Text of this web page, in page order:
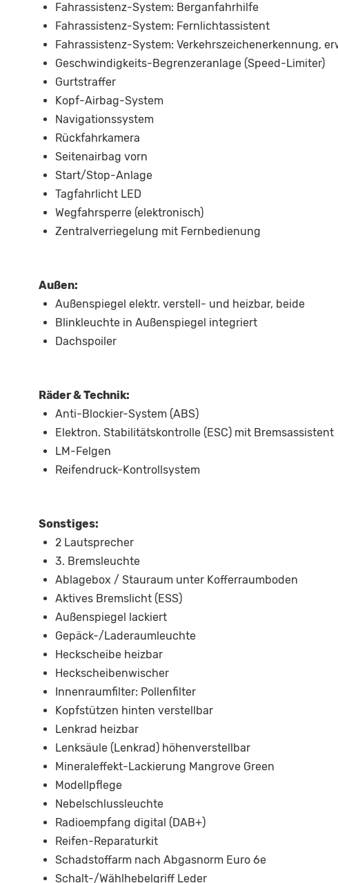
Fahrassistenz-System: Berganfahrhilfe
Fahrassistenz-System: Fernlichtassistent
Fahrassistenz-System: Verkehrszeichenerkennung,
Geschwindigkeits-Begrenzeranlage (Speed-Limiter)
Gurtstraffer
Kopf-Airbag-System
Navigationssystem
Rückfahrkamera
Seitenairbag vorn
Start/Stop-Anlage
Tagfahrlicht LED
Wegfahrsperre (elektronisch)
Zentralverriegelung mit Fernbedienung
Außen:
Außenspiegel elektr. verstell- und heizbar, beide
Blinkleuchte in Außenspiegel integriert
Dachspoiler
Räder & Technik:
Anti-Blockier-System (ABS)
Elektron. Stabilitätskontrolle (ESC) mit Bremsassistent
LM-Felgen
Reifendruck-Kontrollsystem
Sonstiges:
2 Lautsprecher
3. Bremsleuchte
Ablagebox / Stauraum unter Kofferraumboden
Aktives Bremslicht (ESS)
Außenspiegel lackiert
Gepäck-/Laderaumleuchte
Heckscheibe heizbar
Heckscheibenwischer
Innenraumfilter: Pollenfilter
Kopfstützen hinten verstellbar
Lenkrad heizbar
Lenksäule (Lenkrad) höhenverstellbar
Mineraleffekt-Lackierung Mangrove Green
Modellpflege
Nebelschlussleuchte
Radioempfang digital (DAB+)
Reifen-Reparaturkit
Schadstoffarm nach Abgasnorm Euro 6e
Schalt-/Wählhebelgriff Leder